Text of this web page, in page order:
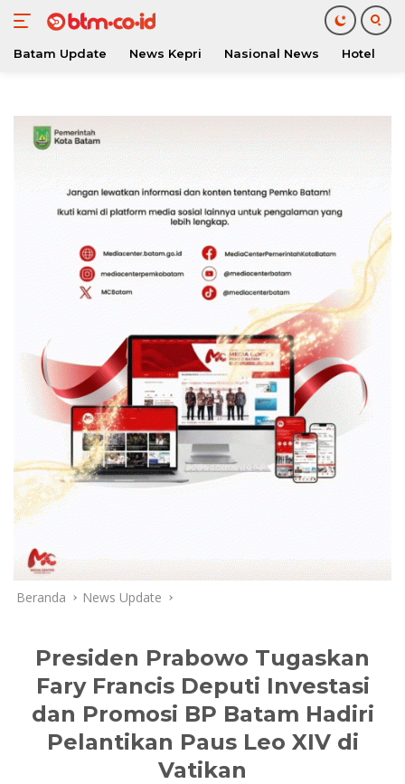
konten
Batam Update News Kepri Nasional News Hotel
Beranda News Update
Presiden Prabowo Tugaskan
Fary Francis Deputi Investasi
dan Promosi BP Batam Hadiri
Pelantikan Paus Leo XIV di
Vatikan